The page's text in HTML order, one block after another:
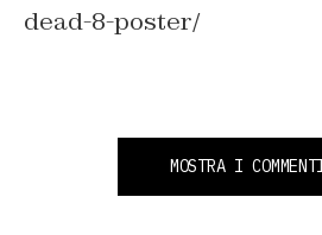
dead-8-poster/
MOSTRA I